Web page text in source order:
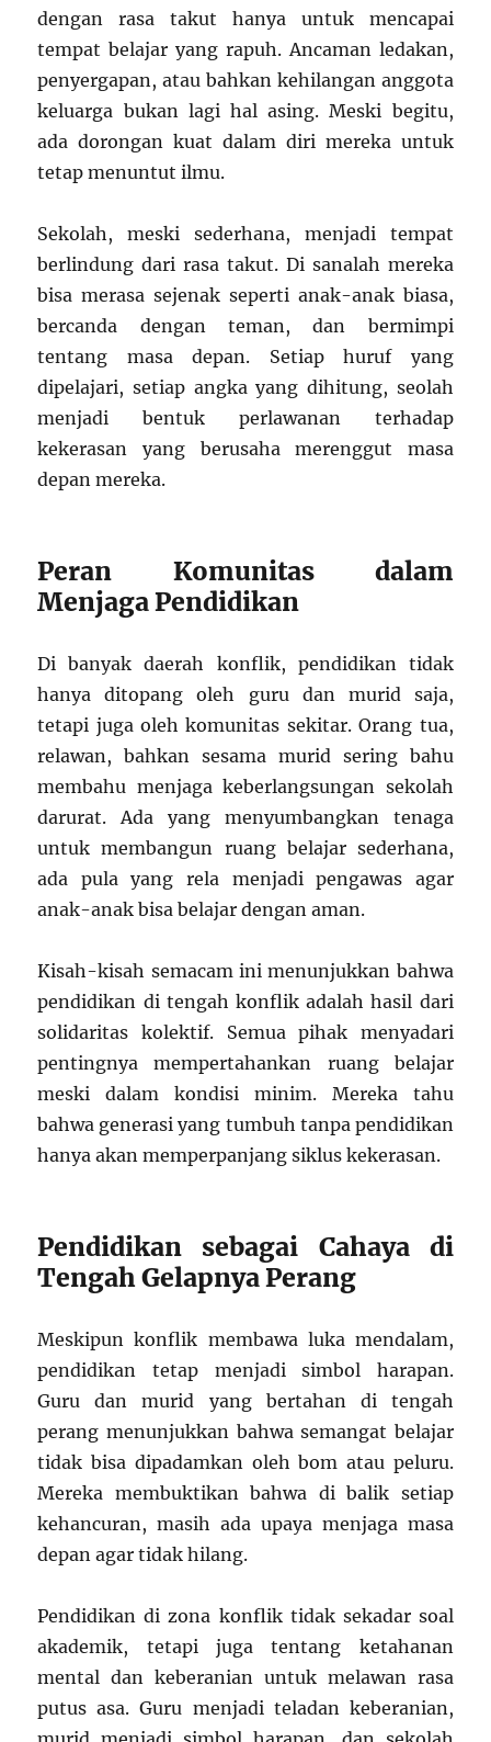
dengan rasa takut hanya untuk mencapai
tempat belajar yang rapuh. Ancaman ledakan,
penyergapan, atau bahkan kehilangan anggota
keluarga bukan lagi hal asing. Meski begitu,
ada dorongan kuat dalam diri mereka untuk
tetap menuntut ilmu.
Sekolah, meski sederhana, menjadi tempat
berlindung dari rasa takut. Di sanalah mereka
bisa merasa sejenak seperti anak-anak biasa,
bercanda dengan teman, dan bermimpi
tentang masa depan. Setiap huruf yang
dipelajari, setiap angka yang dihitung, seolah
menjadi bentuk perlawanan terhadap
kekerasan yang berusaha merenggut masa
depan mereka.
Peran Komunitas dalam
Menjaga Pendidikan
Di banyak daerah konflik, pendidikan tidak
hanya ditopang oleh guru dan murid saja,
tetapi juga oleh komunitas sekitar. Orang tua,
relawan, bahkan sesama murid sering bahu
membahu menjaga keberlangsungan sekolah
darurat. Ada yang menyumbangkan tenaga
untuk membangun ruang belajar sederhana,
ada pula yang rela menjadi pengawas agar
anak-anak bisa belajar dengan aman.
Kisah-kisah semacam ini menunjukkan bahwa
pendidikan di tengah konflik adalah hasil dari
solidaritas kolektif. Semua pihak menyadari
pentingnya mempertahankan ruang belajar
meski dalam kondisi minim. Mereka tahu
bahwa generasi yang tumbuh tanpa pendidikan
hanya akan memperpanjang siklus kekerasan.
Pendidikan sebagai Cahaya di
Tengah Gelapnya Perang
Meskipun konflik membawa luka mendalam,
pendidikan tetap menjadi simbol harapan.
Guru dan murid yang bertahan di tengah
perang menunjukkan bahwa semangat belajar
tidak bisa dipadamkan oleh bom atau peluru.
Mereka membuktikan bahwa di balik setiap
kehancuran, masih ada upaya menjaga masa
depan agar tidak hilang.
Pendidikan di zona konflik tidak sekadar soal
akademik, tetapi juga tentang ketahanan
mental dan keberanian untuk melawan rasa
putus asa. Guru menjadi teladan keberanian,